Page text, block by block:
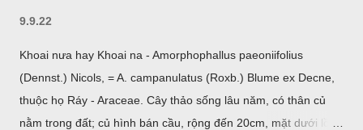
9.9.22
Khoai nưa hay Khoai na - Amorphophallus paeoniifolius
(Dennst.) Nicols, = A. campanulatus (Roxb.) Blume ex Decne,
thuộc họ Ráy - Araceae. Cây thảo sống lâu năm, có thân củ
nằm trong đất; củ hình bán cầu, rộng đến 20cm, mặt dưới lồi